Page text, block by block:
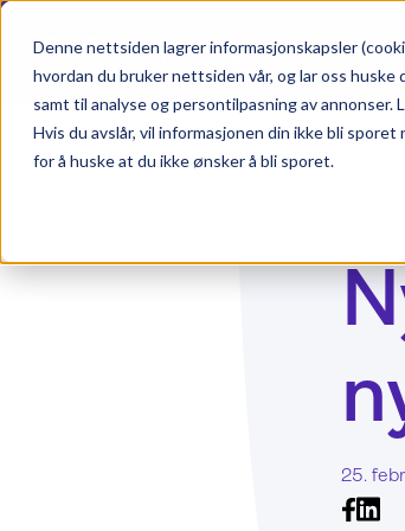
Denne nettsiden lagrer informasjonskapsler
hvordan du bruker nettsiden vår, og lar oss
samt til analyse og persontilpasning av annonser.
Hvis du avslår, vil informasjonen din ikke bli
for å huske at du ikke ønsker å bli sporet.
25.